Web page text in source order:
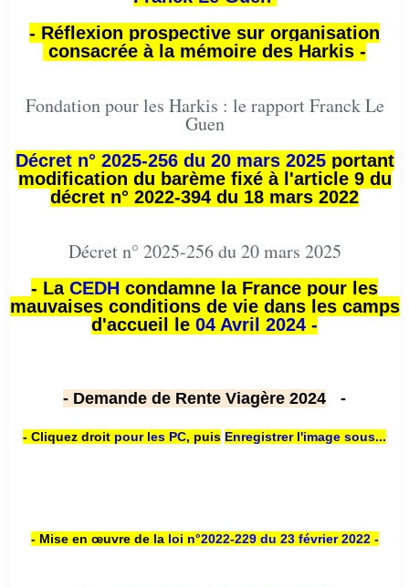
- Réflexion prospective sur organisation
consacrée à la mémoire des Harkis -
Fondation pour les Harkis : le rapport Franck Le
Guen
Décret n° 2025-256 du 20 mars 2025portant
modification du barème fixé à l'article 9 du
décret n° 2022-394 du 18 mars 2022
Décret n° 2025-256 du 20 mars 2025
- La CEDH condamne la France pour les
mauvaises conditions de vie dans les camps
d'accueil le 04 Avril 2024 -
- Demande de Rente Viagère 2024 -
- Cliquez droit pour les PC, puis Enregistrer l'image sous...
- Mise en œuvre de la loi n°2022-229 du 23 février 2022 -